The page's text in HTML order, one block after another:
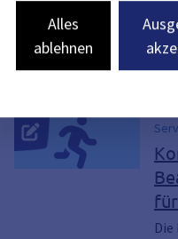
Alles
ablehnen